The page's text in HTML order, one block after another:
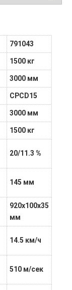
791043
1500 кг
3000 мм
CPCD15
3000 мм
1500 кг
20/11.3 %
145 мм
920х100х35
мм
14.5 км/ч
510 м/сек